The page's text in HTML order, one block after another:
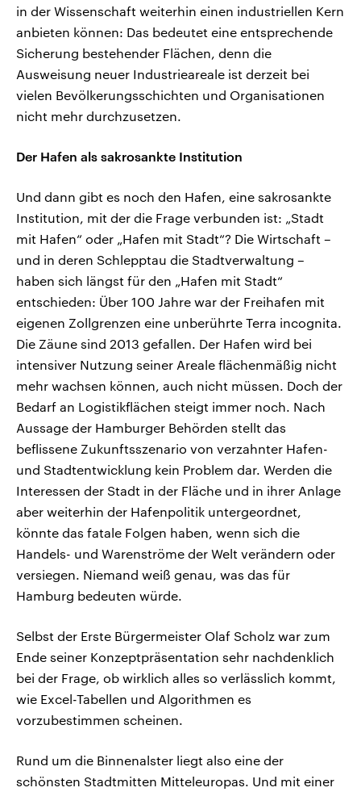
in der Wissenschaft weiterhin einen industriellen Kern
anbieten können: Das bedeutet eine entsprechende
Sicherung bestehender Flächen, denn die
Ausweisung neuer Industrieareale ist derzeit bei
vielen Bevölkerungsschichten und Organisationen
nicht mehr durchzusetzen.
Der Hafen als sakrosankte Institution
Und dann gibt es noch den Hafen, eine sakrosankte
Institution, mit der die Frage verbunden ist: „Stadt
mit Hafen“ oder „Hafen mit Stadt“? Die Wirtschaft –
und in deren Schlepptau die Stadtverwaltung –
haben sich längst für den „Hafen mit Stadt“
entschieden: Über 100 Jahre war der Freihafen mit
eigenen Zollgrenzen eine unberührte Terra incognita.
Die Zäune sind 2013 gefallen. Der Hafen wird bei
intensiver Nutzung seiner Areale flächenmäßig nicht
mehr wachsen können, auch nicht müssen. Doch der
Bedarf an Logistikflächen steigt immer noch. Nach
Aussage der Hamburger Behörden stellt das
beflissene Zukunftsszenario von verzahnter Hafen-
und Stadtentwicklung kein Problem dar. Werden die
Interessen der Stadt in der Fläche und in ihrer Anlage
aber weiterhin der Hafenpolitik untergeordnet,
könnte das fatale Folgen haben, wenn sich die
Handels- und Warenströme der Welt verändern oder
versiegen. Niemand weiß genau, was das für
Hamburg bedeuten würde.
Selbst der Erste Bürgermeister Olaf Scholz war zum
Ende seiner Konzeptpräsentation sehr nachdenklich
bei der Frage, ob wirklich alles so verlässlich kommt,
wie Excel-Tabellen und Algorithmen es
vorzubestimmen scheinen.
Rund um die Binnenalster liegt also eine der
schönsten Stadtmitten Mitteleuropas. Und mit einer